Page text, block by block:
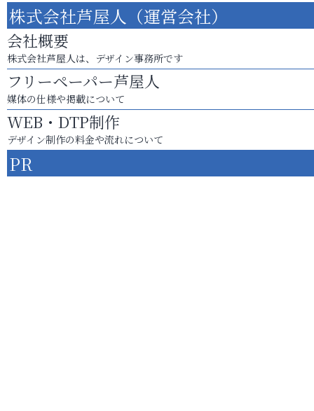
株式会社芦屋人（運営会社）
会社概要
株式会社芦屋人は、デザイン事務所です
フリーペーパー芦屋人
媒体の仕様や掲載について
WEB・DTP制作
デザイン制作の料金や流れについて
PR